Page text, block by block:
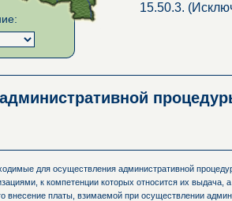
15.50.3.
для осуществления административной
к компетенции которых относится их выдача,
внесение платы, взимаемой при осуществлении